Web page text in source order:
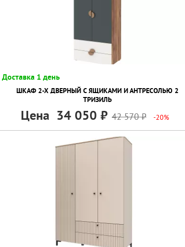
Доставка 1 день
ШКАФ 2-Х ДВЕРНЫЙ С ЯЩИКАМИ И АНТРЕСОЛЬЮ 2
ТРИЗИЛЬ
Цена 34 050 42 570 -20%